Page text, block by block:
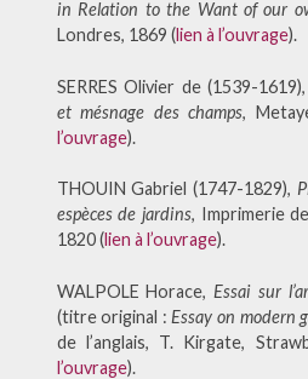
in Relation to the Want of our
Londres, 1869 (lien à l’ouvrage).
SERRES Olivier de (1539-1619),
et mésnage des champs,
l’ouvrage).
THOUIN Gabriel (1747-1829),
espèces de jardins, Imprimerie
1820 (lien à l’ouvrage).
WALPOLE Horace, Essai sur
(titre original : Essay on modern
de l’anglais, T. Kirgate,
l’ouvrage).